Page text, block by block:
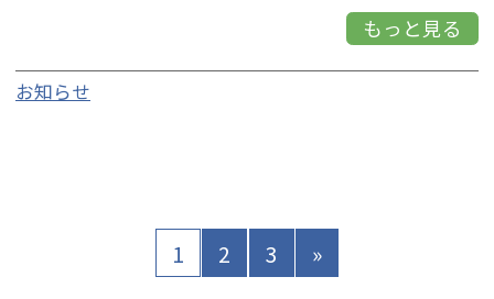
もっと見る
お知らせ
1 2 3 »